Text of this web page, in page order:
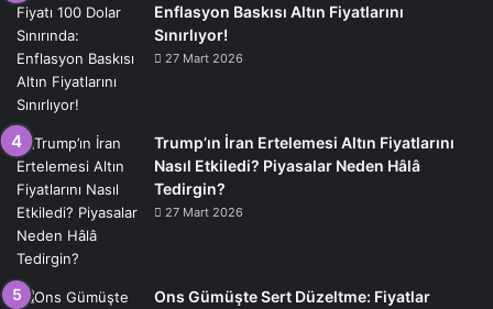
Enflasyon Baskısı Altın Fiyatlarını
Sınırlıyor!
27 Mart 2026
Trump’ın İran Ertelemesi Altın Fiyatlarını
Nasıl Etkiledi? Piyasalar Neden Hâlâ
Tedirgin?
27 Mart 2026
Ons Gümüşte Sert Düzeltme: Fiyatlar